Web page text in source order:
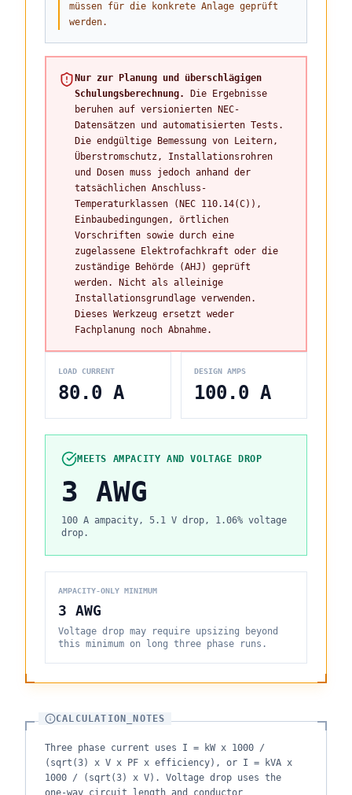
müssen für die konkrete Anlage geprüft
werden.
Nur zur Planung und überschlägigen
Schulungsberechnung.
Die Ergebnisse
beruhen auf versionierten NEC-
Datensätzen und automatisierten Tests.
Die endgültige Bemessung von Leitern,
Überstromschutz, Installationsrohren
und Dosen muss jedoch anhand der
tatsächlichen Anschluss-
Temperaturklassen (NEC 110.14(C)),
Einbaubedingungen, örtlichen
Vorschriften sowie durch eine
zugelassene Elektrofachkraft oder die
zuständige Behörde (AHJ) geprüft
werden. Nicht als alleinige
Installationsgrundlage verwenden.
Dieses Werkzeug ersetzt weder
Fachplanung noch Abnahme.
LOAD CURRENT
80.0 A
DESIGN AMPS
100.0 A
MEETS AMPACITY AND VOLTAGE DROP
3 AWG
100 A ampacity, 5.1 V drop, 1.06% voltage
drop.
AMPACITY-ONLY MINIMUM
3 AWG
Voltage drop may require upsizing beyond
this minimum on long three phase runs.
CALCULATION_NOTES
Three phase current uses I = kW x 1000 /
(sqrt(3) x V x PF x efficiency), or I = kVA x
1000 / (sqrt(3) x V). Voltage drop uses the
one-way circuit length and conductor